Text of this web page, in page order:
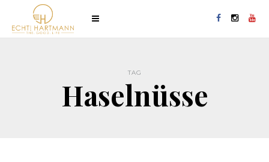
TAG
Haselnüsse